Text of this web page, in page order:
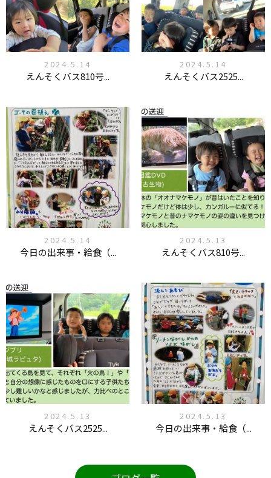
2024.5.14
えんそくバス810号...
2024.5.14
えんそくバス2525...
2024.5.14
今日の出来事・給食（...
2024.5.13
えんそくバス810号...
2024.5.13
えんそくバス2525...
2024.5.13
今日の出来事・給食（...